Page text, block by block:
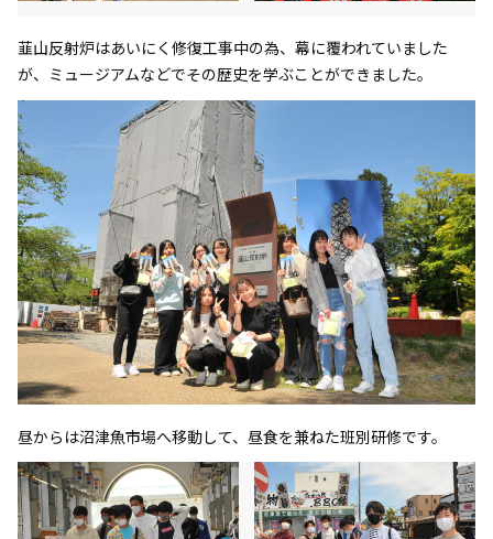
韮山反射炉はあいにく修復工事中の為、幕に覆われていました
が、ミュージアムなどでその歴史を学ぶことができました。
昼からは沼津魚市場へ移動して、昼食を兼ねた班別研修です。